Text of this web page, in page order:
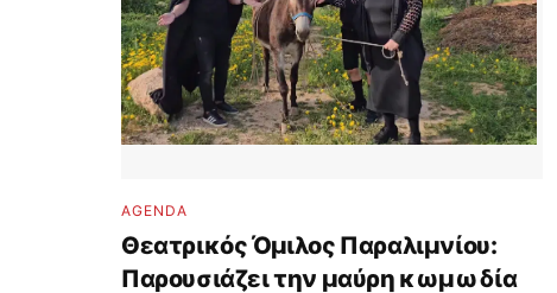
AGENDA
Θεατρικός Όμιλος Παραλιμνίου:
Παρουσιάζει την μαύρη κωμωδία